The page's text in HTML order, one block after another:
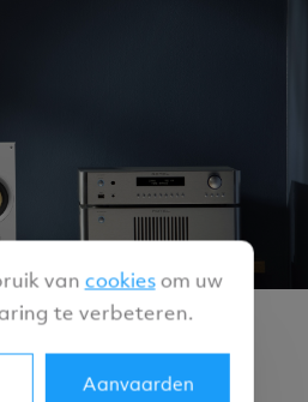
speaks"
van cookiesom uw
te verbeteren.
Aanvaarden